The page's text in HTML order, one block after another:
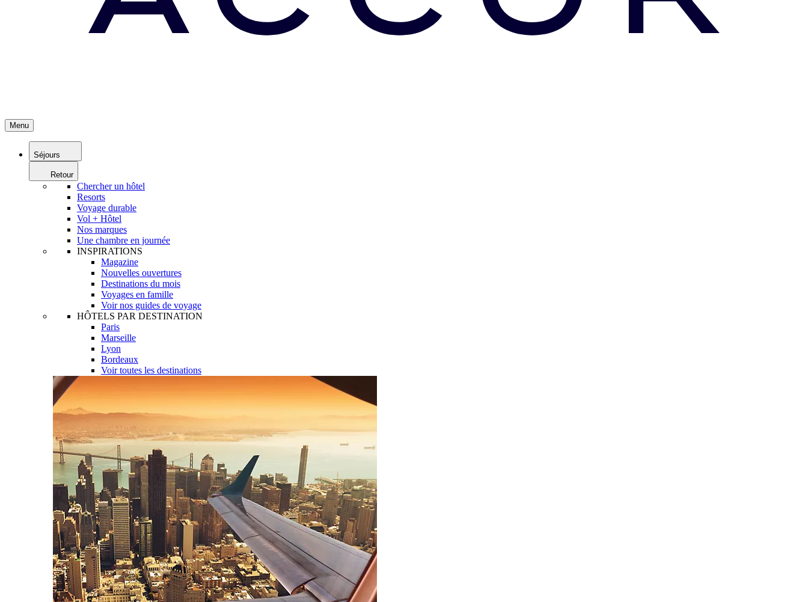
Menu
Séjours
Retour
Chercher un hôtel
Resorts
Voyage durable
Vol + Hôtel
Nos marques
Une chambre en journée
INSPIRATIONS
Magazine
Nouvelles ouvertures
Destinations du mois
Voyages en famille
Voir nos guides de voyage
HÔTELS PAR DESTINATION
Paris
Marseille
Lyon
Bordeaux
Voir toutes les destinations